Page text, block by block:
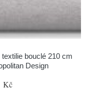
bouclé 210 cm
Design
Kč